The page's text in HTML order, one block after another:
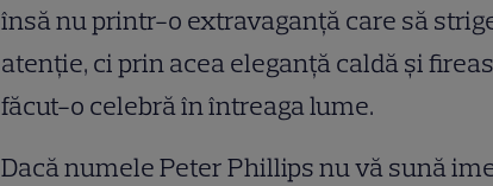
însă nu printr-o extravaganță care să
atenție, ci prin acea eleganță caldă și
făcut-o celebră în întreaga lume.
Dacă numele Peter Phillips nu vă sună